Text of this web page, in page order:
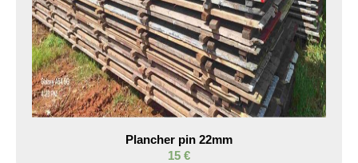
Plancher pin 22mm
15 €